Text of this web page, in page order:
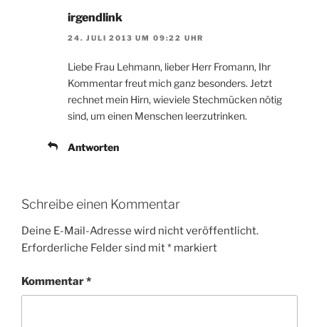
irgendlink
24. JULI 2013 UM 09:22 UHR
Liebe Frau Lehmann, lieber Herr Fromann, Ihr
Kommentar freut mich ganz besonders. Jetzt
rechnet mein Hirn, wieviele Stechmücken nötig
sind, um einen Menschen leerzutrinken.
Antworten
Schreibe einen Kommentar
Deine E-Mail-Adresse wird nicht veröffentlicht.
Erforderliche Felder sind mit* markiert
Kommentar*